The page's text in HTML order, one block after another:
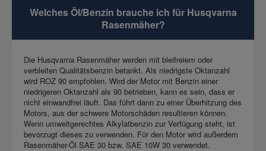
Welches Öl/Benzin brauche ich für Husqvarna
Rasenmäher?
Die Husqvarna Rasenmäher werden mit bleifreiem oder
verbleiten Qualitätsbenzin betankt. Als niedrigste Oktanzahl
wird ROZ 90 empfohlen. Wird der Motor mit Benzin einer
niedrigeren Oktanzahl als 90 betrieben, kann es sein, dass er
nicht einwandfrei läuft. Das führt dann zu einer Überhitzung des
Motors, aus der schwere Motorschäden resultieren können.
Wenn umweltgerechtes Alkylatbenzin zur Verfügung steht, ist
bevorzugt dieses zu verwenden. Für den Motor wird außerdem
Rasenmäher-Öl SAE 30 bzw. SAE 10W 30 verwendet.